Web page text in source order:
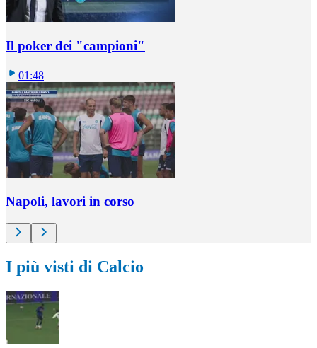
Il poker dei "campioni"
01:48
Napoli, lavori in corso
I più visti di Calcio